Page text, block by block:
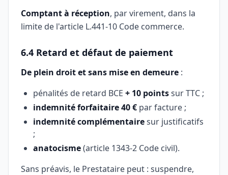
Comptant à réception, par virement, dans la
limite de l'article L.441-10 Code commerce.
6.4 Retard et défaut de paiement
De plein droit et sans mise en demeure :
pénalités de retard BCE + 10 pointssur TTC ;
indemnité forfaitaire 40 € par facture ;
indemnité complémentairesur justificatifs
;
anatocisme(article 1343-2 Code civil).
Sans préavis, le Prestataire peut : suspendre,